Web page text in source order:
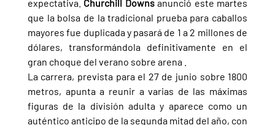
expectativa. Churchill Downs anunció este martes
que la bolsa de la tradicional prueba para caballos
mayores fue duplicada y pasará de 1 a 2 millones de
dólares, transformándola definitivamente en el
gran choque del verano sobre arena .
La carrera, prevista para el 27 de junio sobre 1800
metros, apunta a reunir a varias de las máximas
figuras de la división adulta y aparece como un
auténtico anticipo de la segunda mitad del año, con